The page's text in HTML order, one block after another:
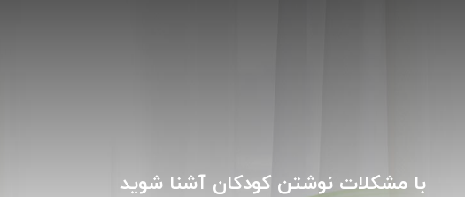
با مشکلات نوشتن کودکان آشنا شوید